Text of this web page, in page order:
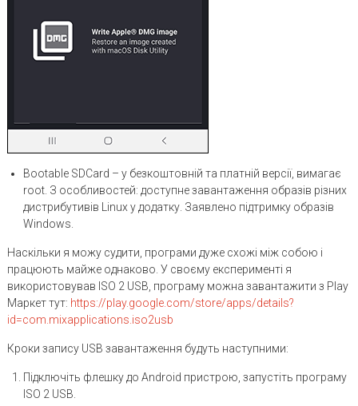
Bootable SDCard – у безкоштовній та платній версії, вимагає
root. З особливостей: доступне завантаження образів різних
дистрибутивів Linux у додатку. Заявлено підтримку образів
Windows.
Наскільки я можу судити, програми дуже схожі між собою і
працюють майже однаково. У своєму експерименті я
використовував ISO 2 USB, програму можна завантажити з Play
Маркет тут: https://play.google.com/store/apps/details?
id=com.mixapplications.iso2usb
Кроки запису USB завантаження будуть наступними:
Підключіть флешку до Android пристрою, запустіть програму
ISO 2 USB.